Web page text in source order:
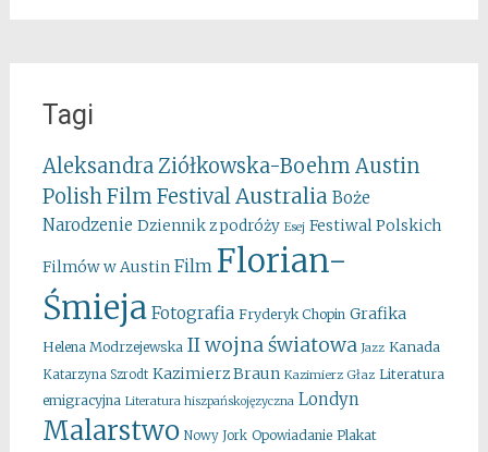
Tagi
Aleksandra Ziółkowska-Boehm Austin
Polish Film Festival Australia Boże
Narodzenie Dziennik z podróży Esej Festiwal Polskich
Filmów w Austin Film Florian-
Śmieja Fotografia Fryderyk Chopin Grafika
Helena Modrzejewska II wojna światowa Jazz Kanada
Katarzyna Szrodt Kazimierz Braun Kazimierz Głaz Literatura
emigracyjna Literatura hiszpańskojęzyczna Londyn
Malarstwo Nowy Jork Opowiadanie Plakat